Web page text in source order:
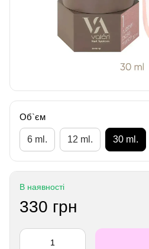
Об`єм
6 ml. 12 ml. 30 ml.
В наявності
330 грн